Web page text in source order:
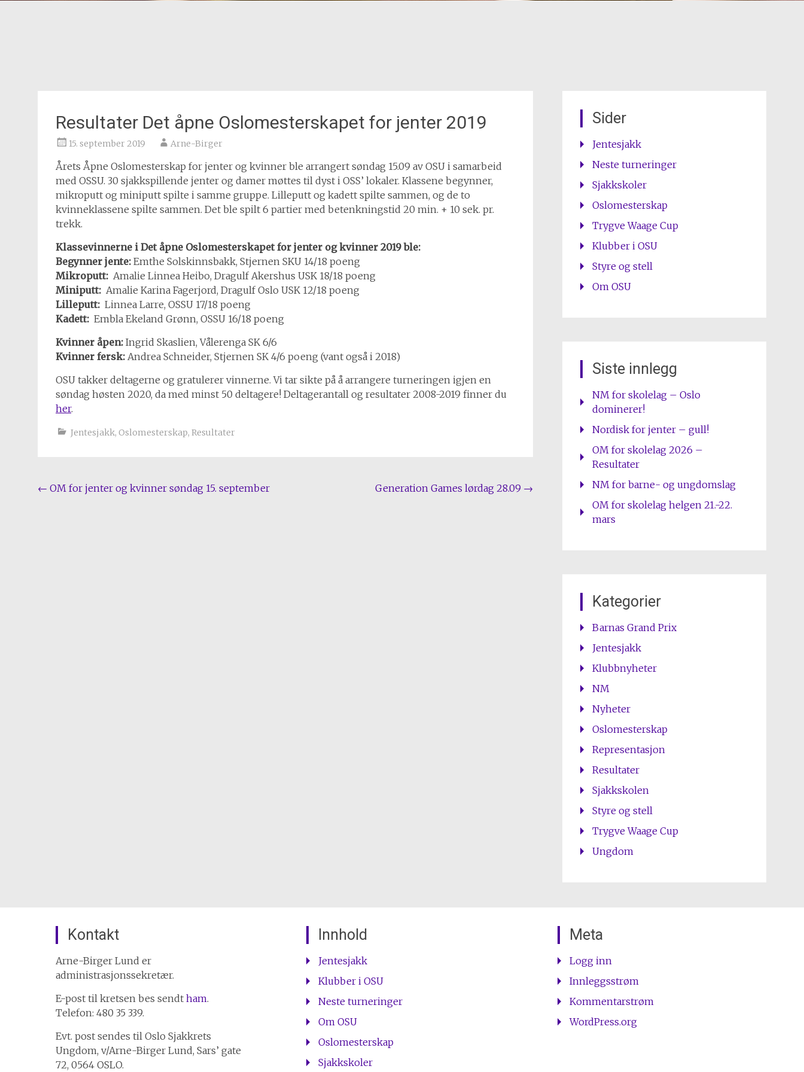
Resultater Det åpne Oslomesterskapet for jenter 2019
15. september 2019 Arne-Birger
Årets Åpne Oslomesterskap for jenter og kvinner ble arrangert søndag 15.09 av OSU i samarbeid
med OSSU. 30 sjakkspillende jenter og damer møttes til dyst i OSS’ lokaler. Klassene begynner,
mikroputt og miniputt spilte i samme gruppe. Lilleputt og kadett spilte sammen, og de to
kvinneklassene spilte sammen. Det ble spilt 6 partier med betenkningstid 20 min. + 10 sek. pr.
trekk.
Klassevinnerne i Det åpne Oslomesterskapet for jenter og kvinner 2019 ble:
Begynner jente: Emthe Solskinnsbakk, Stjernen SKU 14/18 poeng
Mikroputt: Amalie Linnea Heibo, Dragulf Akershus USK 18/18 poeng
Miniputt: Amalie Karina Fagerjord, Dragulf Oslo USK 12/18 poeng
Lilleputt: Linnea Larre, OSSU 17/18 poeng
Kadett: Embla Ekeland Grønn, OSSU 16/18 poeng
Kvinner åpen: Ingrid Skaslien, Vålerenga SK 6/6
Kvinner fersk: Andrea Schneider, Stjernen SK 4/6 poeng (vant også i 2018)
OSU takker deltagerne og gratulerer vinnerne. Vi tar sikte på å arrangere turneringen igjen en
søndag høsten 2020, da med minst 50 deltagere! Deltagerantall og resultater 2008-2019 finner du
her.
Jentesjakk, Oslomesterskap, Resultater
Post
← OM for jenter og kvinner søndag 15. september Generation Games lørdag 28.09 →
Sider
Jentesjakk
Neste turneringer
Sjakkskoler
Oslomesterskap
Trygve Waage Cup
Klubber i OSU
Styre og stell
Om OSU
Siste innlegg
NM for skolelag – Oslo
dominerer!
Nordisk for jenter – gull!
OM for skolelag 2026 –
Resultater
NM for barne- og ungdomslag
OM for skolelag helgen 21.-22.
mars
Kategorier
Barnas Grand Prix
Jentesjakk
Klubbnyheter
NM
Nyheter
Oslomesterskap
Representasjon
Resultater
Sjakkskolen
Styre og stell
Trygve Waage Cup
Ungdom
Kontakt
Arne-Birger Lund er
administrasjonssekretær.
E-post til kretsen bes sendt ham.
Telefon: 480 35 339.
Evt. post sendes til Oslo Sjakkrets
Ungdom, v/Arne-Birger Lund, Sars’ gate
72, 0564 OSLO.
Innhold
Jentesjakk
Klubber i OSU
Neste turneringer
Om OSU
Oslomesterskap
Sjakkskoler
Meta
Logg inn
Innleggsstrøm
Kommentarstrøm
WordPress.org